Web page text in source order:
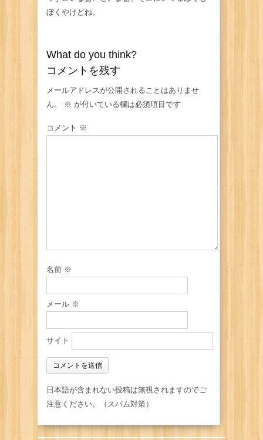
ぼくやけどね。
What do you think?
コメントを残す
メールアドレスが公開されることはありませ
ん。
※ が付いている欄は必須項目です
コメント ※
名前 ※
メール ※
サイト
日本語が含まれない投稿は無視されますのでご
注意ください。（スパム対策）